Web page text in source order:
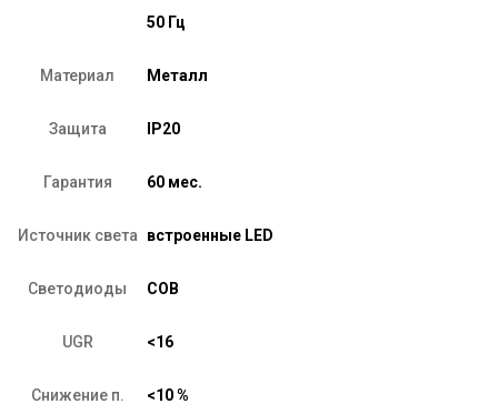
50 Гц
Материал Металл
Защита IP20
Гарантия 60 мес.
Источник света встроенные LED
Светодиоды COB
UGR <16
Снижение п. <10 %